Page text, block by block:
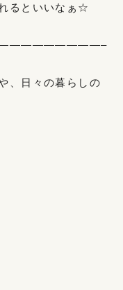
るといいなぁ☆
、日々の暮らしの